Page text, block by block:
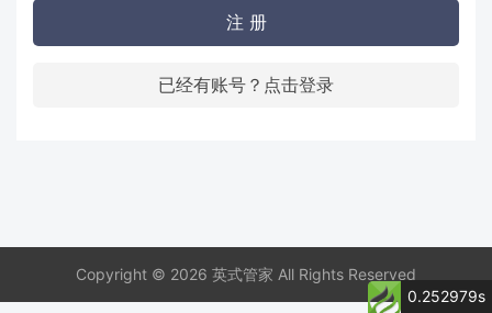
注 册
已经有账号？点击登录
Copyright © 2026 英式管家 All Rights Reserved
0.252979s